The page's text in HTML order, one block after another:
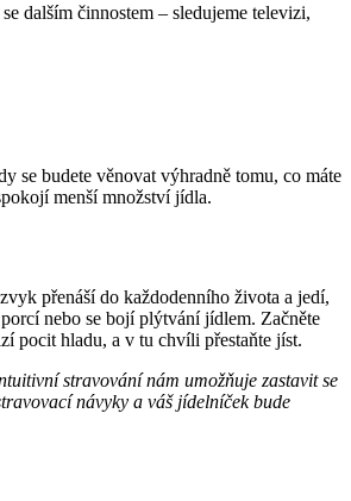
dalším činnostem – sledujeme televizi,
se budete věnovat výhradně tomu, co máte
menší množství jídla.
přenáší do každodenního života a jedí,
nebo se bojí plýtvání jídlem. Začněte
pocit hladu, a v tu chvíli přestaňte jíst.
stravování nám umožňuje zastavit se
návyky a váš jídelníček bude